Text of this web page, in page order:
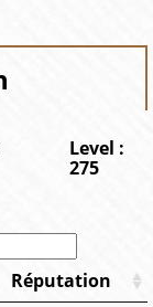
Level :
275
Réputation